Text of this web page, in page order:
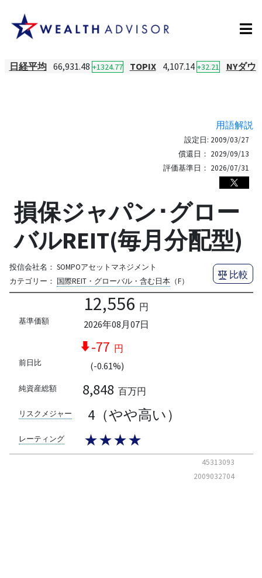
日経平均 66,931.48 +1324.77 TOPIX 4,107.14 +32.21 NYダウ
用語解説
設定日: 2009/03/27
償還日： 2029/09/13
評価基準日： 2026/07/31
損保ジャパン･グロー
バルREIT(毎月分配型)
投信会社名： SOMPOアセットマネジメント
カテゴリー： 国際REIT・グローバル・含む日本（F）
比較
基準価額
12,556 円
2026年08月07日
前日比
-77 円
(-0.61%)
純資産総額 8,848 百万円
リスクメジャー 4（やや高い）
レーティング ★★★★
45313093
2009032704